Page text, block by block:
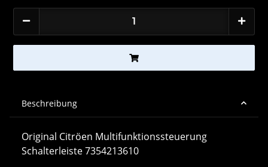
Beschreibung
Original Citröen Multifunktionssteuerung
Schalterleiste 7354213610